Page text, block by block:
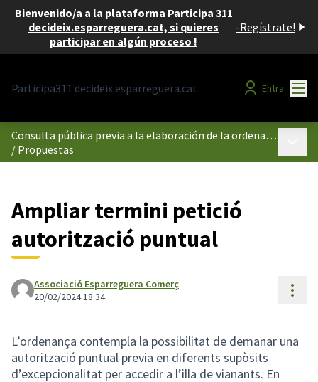
Bienvenido/a a la plataforma Participa 311
decideix.esparreguera.cat, si quieres
participar en algún proceso !
-Regístrate!
Participa311 decideix.esparreguera.cat Entra
Consulta pública previa a la elaboración de la ordenanza reguladora del uso de los espacios públicos comprendidos dentro del perímetro de la Illa de Vianants d'Esparreguera.
/ Propuestas
Ampliar termini petició
autorització puntual
Associació Esparreguera Comerç
20/02/2024 18:34
L’ordenança contempla la possibilitat de demanar una
autorització puntual previa en diferents supòsits
d’excepcionalitat per accedir a l’illa de vianants. En